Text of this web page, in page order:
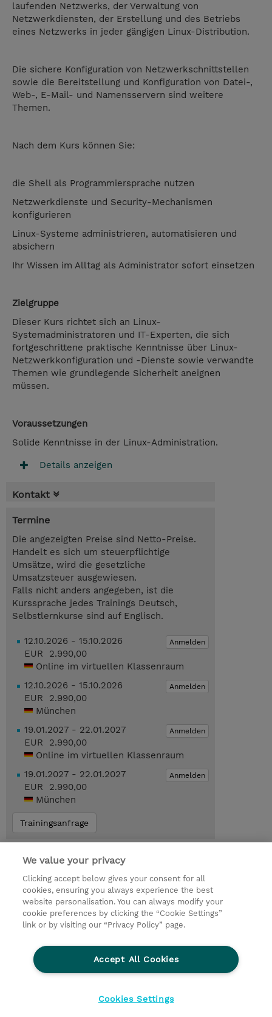
laufenden Netzwerks, der Verwaltung von
Netzwerkdiensten, der Erstellung und des Betriebs
eines Netzwerks in jeder gängigen Linux-Distribution.
Die sichere Konfiguration von Netzwerkschnittstellen
sowie die Bereitstellung und Konfiguration von Datei-,
Web-, E-Mail- und Namensservern sind weitere
Themen.
Nach dem Kurs können Sie:
die Shell als Programmiersprache nutzen
Netzwerkdienste und Security-Mechanismen
konfigurieren
Linux-Systeme administrieren, automatisieren und
absichern
Ihr Wissen im Alltag als Administrator sofort einsetzen
Zielgruppe
Dieser Kurs richtet sich an Linux-
Systemadministratoren und IT-Experten, die sich
fortgeschrittene praktische Kenntnisse über Linux-
Netzwerkkonfiguration und -Dienste sowie verwandte
Themen wie grundlegende Sicherheit aneignen
müssen.
Voraussetzungen
Solide Kenntnisse in der Linux-Administration.
Details anzeigen
Kontakt
Termine
Die angezeigten Preise sind Netto-Preise.
Handelt es sich um steuerpflichtige
Umsätze, wird die gesetzliche
Umsatzsteuer ausgewiesen.
Falls nicht anders angegeben, ist die
Kurssprache jedes Trainings Deutsch,
Selbstlernkurse sind auf Englisch.
Anmelden
12.10.2026 - 15.10.2026
EUR 2.990,00
Online im virtuellen Klassenraum
Anmelden
12.10.2026 - 15.10.2026
EUR 2.990,00
München
Anmelden
19.01.2027 - 22.01.2027
EUR 2.990,00
Online im virtuellen Klassenraum
Anmelden
19.01.2027 - 22.01.2027
EUR 2.990,00
München
Trainingsanfrage
Das könnte Sie auch interessieren…
LFS307 : Linux System Administration
(Instructor-Led)
Investor relations
Ethics and Compliance
We value your privacy
Clicking accept below gives your consent for all
cookies, ensuring you always experience the best
website personalisation. You can always modify your
cookie preferences by clicking the “Cookie Settings”
link or by visiting our “Privacy Policy” page.
Accept All Cookies
Cookies Settings